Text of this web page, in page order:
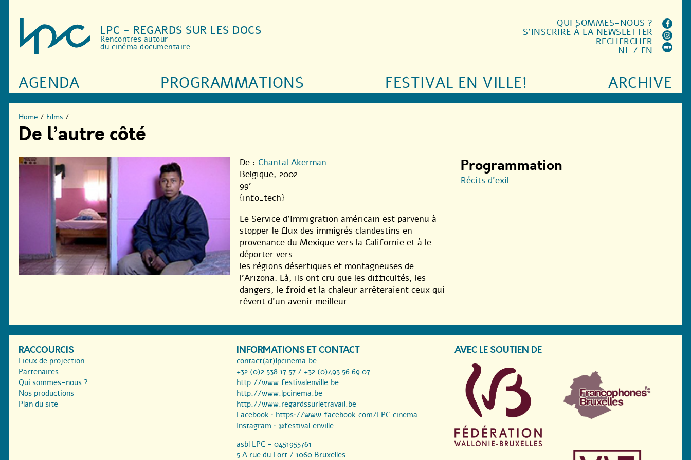
LPC - REGARDS SUR LES DOCS
Rencontres autour
du cinéma documentaire
AGENDA PROGRAMMATIONS FESTIVAL EN VILLE! ARCHIVE
QUI SOMMES-NOUS ?
S'INSCRIRE À LA NEWSLETTER
RECHERCHER
NL / EN
Home / Films /
De l’autre côté
De : Chantal Akerman
Belgique, 2002
99'
{info_tech}
Le Service d’Immigration américain est parvenu à
stopper le flux des immigrés clandestins en
provenance du Mexique vers la Californie et à le
déporter vers
les régions désertiques et montagneuses de
l’Arizona. Là, ils ont cru que les difficultés, les
dangers, le froid et la chaleur arrêteraient ceux qui
rêvent d’un avenir meilleur.
Programmation
Récits d’exil
RACCOURCIS
Lieux de projection
Partenaires
Qui sommes-nous ?
Nos productions
Plan du site
INFORMATIONS ET CONTACT
contact(at)lpcinema.be
+32 (0)2 538 17 57 / +32 (0)493 56 69 07
http://www.festivalenville.be
http://www.lpcinema.be
http://www.regardssurletravail.be
Facebook : https://www.facebook.com/LPC.cinema...
Instagram : @festival.enville
asbl LPC - 0451955761
5 A rue du Fort / 1060 Bruxelles
AVEC LE SOUTIEN DE